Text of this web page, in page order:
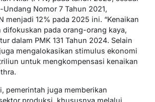
Nomor 7 Tahun 2021,
menjadi 12% pada 2025 ini. “Kenaikan
difokuskan pada orang-orang kaya,
dalam PMK 131 Tahun 2024. Selain
mengalokasikan stimulus ekonomi
untuk mengkompensasi kenaikan
pemerintah juga memberikan